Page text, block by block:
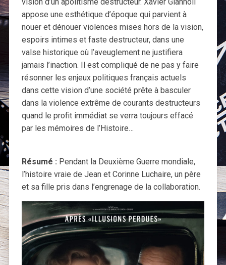
appose une esthétique d’époque qui parvient à
nouer et dénouer violences mises hors de la vision,
espoirs intimes et faste destructeur, dans une
valse historique où l’aveuglement ne justifiera
jamais l’inaction. Il est compliqué de ne pas y faire
résonner les enjeux politiques français actuels
dans cette vision d’une société prête à basculer
dans la violence extrême de courants destructeurs
quand le profit immédiat se verra toujours effacé
par les mémoires de l’Histoire…
Résumé : Pendant la Deuxième Guerre mondiale,
l’histoire vraie de Jean et Corinne Luchaire, un père
et sa fille pris dans l’engrenage de la collaboration.